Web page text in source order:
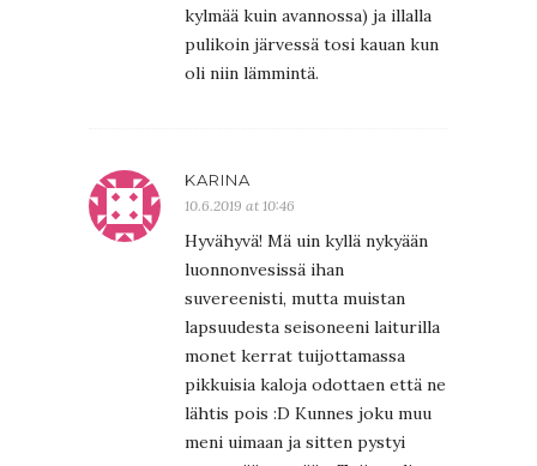
kylmää kuin avannossa) ja illalla
pulikoin järvessä tosi kauan kun
oli niin lämmintä.
KARINA
10.6.2019 at 10:46
Hyvähyvä! Mä uin kyllä nykyään
luonnonvesissä ihan
suvereenisti, mutta muistan
lapsuudesta seisoneeni laiturilla
monet kerrat tuijottamassa
pikkuisia kaloja odottaen että ne
lähtis pois :D Kunnes joku muu
meni uimaan ja sitten pystyi